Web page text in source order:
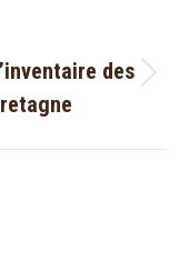
des